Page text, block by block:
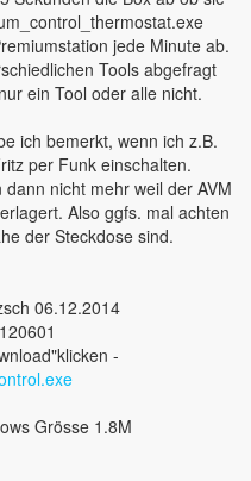
jede Minute ab.
Tools abgefragt
ein Tool oder alle nicht.
ich bemerkt, wenn ich z.B.
per Funk einschalten.
nicht mehr weil der AVM
Also ggfs. mal achten
der Steckdose sind.
06.12.2014
-
Grösse 1.8M